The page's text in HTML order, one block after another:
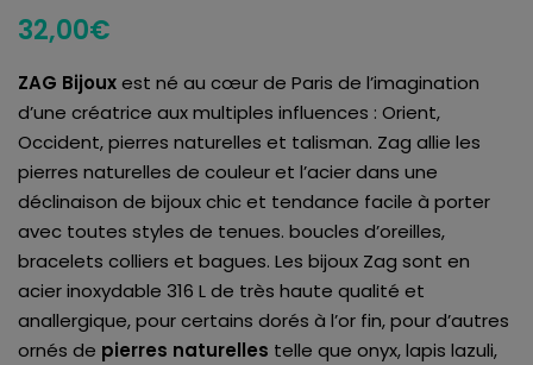
32,00€
ZAG Bijouxest né au cœur de Paris de l’imagination
d’une créatrice aux multiples influences : Orient,
Occident, pierres naturelles et talisman. Zag allie les
pierres naturelles de couleur et l’acier dans une
déclinaison de bijoux chic et tendance facile à porter
avec toutes styles de tenues. boucles d’oreilles,
bracelets colliers et bagues. Les bijoux Zag sont en
acier inoxydable 316 L de très haute qualité et
anallergique, pour certains dorés à l’or fin, pour d’autres
ornés de pierres naturelles telle que onyx, lapis lazuli,